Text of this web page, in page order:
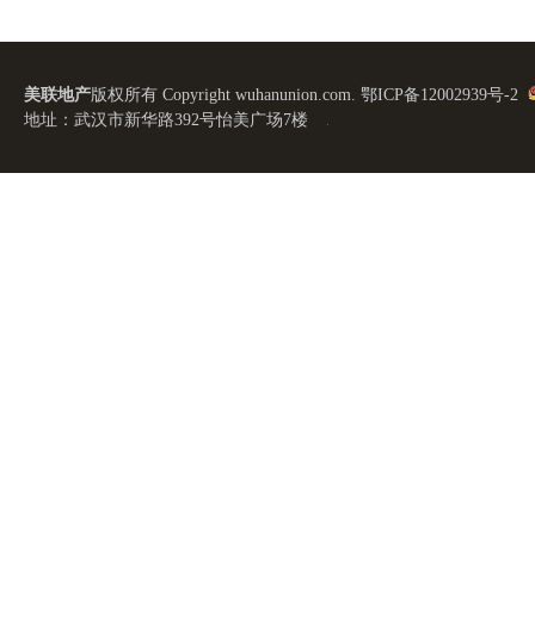
美联地产版权所有 Copyright wuhanunion.com. 鄂ICP备12002939号-2
地址：武汉市新华路392号怡美广场7楼